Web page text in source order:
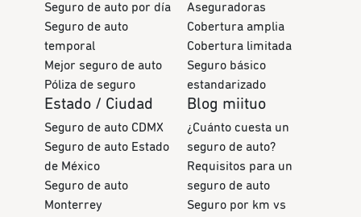
Seguro de auto por día
Seguro de auto
temporal
Mejor seguro de auto
Póliza de seguro
Aseguradoras
Cobertura amplia
Cobertura limitada
Seguro básico
estandarizado
Estado / Ciudad
Seguro de auto CDMX
Seguro de auto Estado
de México
Seguro de auto
Monterrey
Blog miituo
¿Cuánto cuesta un
seguro de auto?
Requisitos para un
seguro de auto
Seguro por km vs